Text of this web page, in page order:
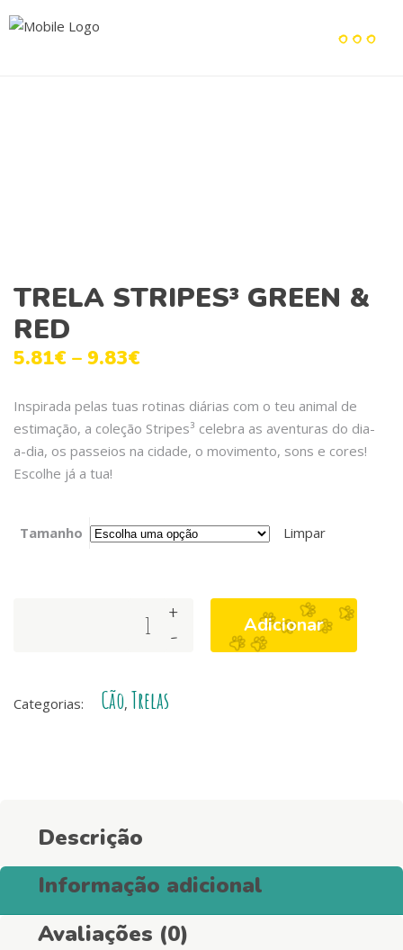
TRELA STRIPES³ GREEN &
RED
5.81€ – 9.83€
Inspirada pelas tuas rotinas diárias com o teu animal de
estimação, a coleção Stripes³ celebra as aventuras do dia-
a-dia, os passeios na cidade, o movimento, sons e cores!
Escolhe já a tua!
Tamanho Limpar
RED
-
+ Adicionar
Categorias: Cão, Trelas
Descrição
Informação adicional
Avaliações (0)